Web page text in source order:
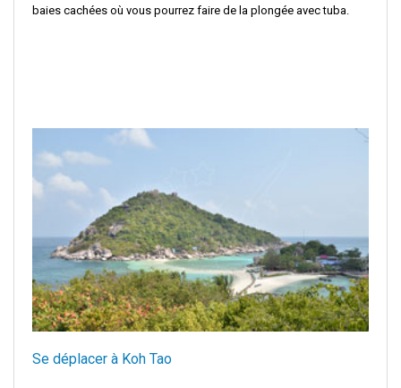
baies cachées où vous pourrez faire de la plongée avec tuba.
Se déplacer à Koh Tao